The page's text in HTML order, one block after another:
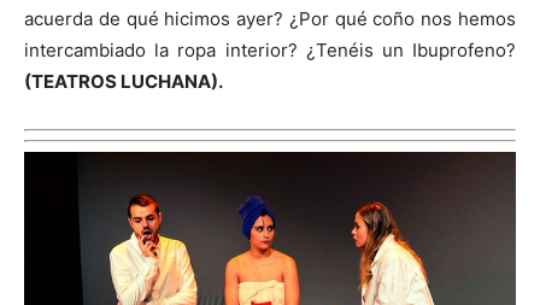
acuerda de qué hicimos ayer? ¿Por qué coño nos hemos
intercambiado la ropa interior? ¿Tenéis un Ibuprofeno?
(TEATROS LUCHANA).